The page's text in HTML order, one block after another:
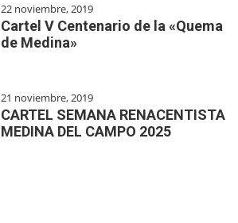
22 noviembre, 2019
Cartel V Centenario de la «Quema
de Medina»
21 noviembre, 2019
CARTEL SEMANA RENACENTISTA
MEDINA DEL CAMPO 2025